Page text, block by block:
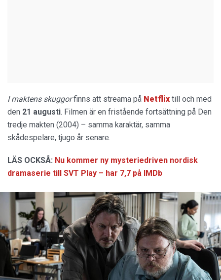
I maktens skuggorfinns att streama på Netflix till och med
den 21 augusti. Filmen är en fristående fortsättning på Den
tredje makten (2004) – samma karaktär, samma
skådespelare, tjugo år senare.
LÄS OCKSÅ: Nu kommer ny mysteriedriven nordisk
dramaserie till SVT Play – har 7,7 på IMDb